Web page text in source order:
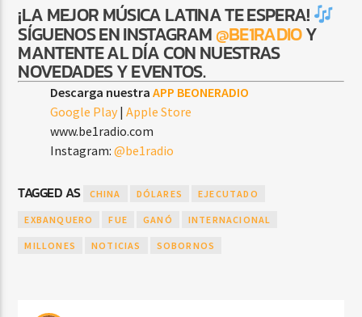
¡LA MEJOR MÚSICA LATINA TE ESPERA!
SÍGUENOS EN INSTAGRAM@BE1RADIOY
MANTENTE AL DÍA CON NUESTRAS
NOVEDADES Y EVENTOS.
Descarga nuestraAPP BEONERADIO
Google Play |Apple Store
www.be1radio.com
Instagram:@be1radio
TAGGED AS CHINA DÓLARES EJECUTADO
EXBANQUERO FUE GANÓ INTERNACIONAL
MILLONES NOTICIAS SOBORNOS